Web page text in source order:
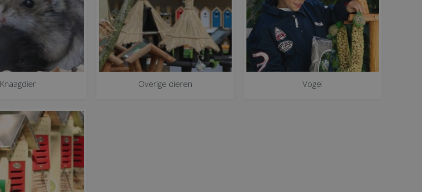
Knaagdier Overige dieren Vogel